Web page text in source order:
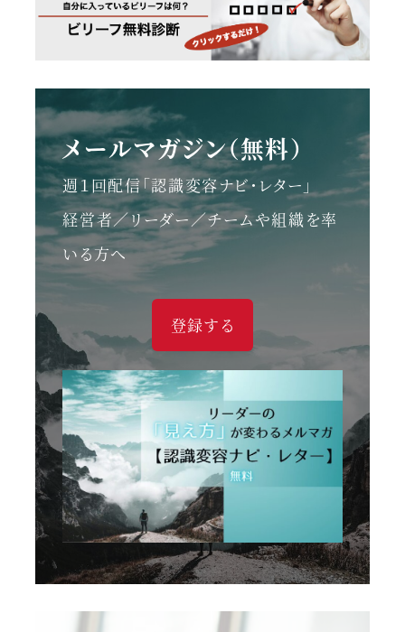
メールマガジン（無料）
週１回配信「認識変容ナビ・レター」
経営者／リーダー／チームや組織を率
いる方へ
登録する